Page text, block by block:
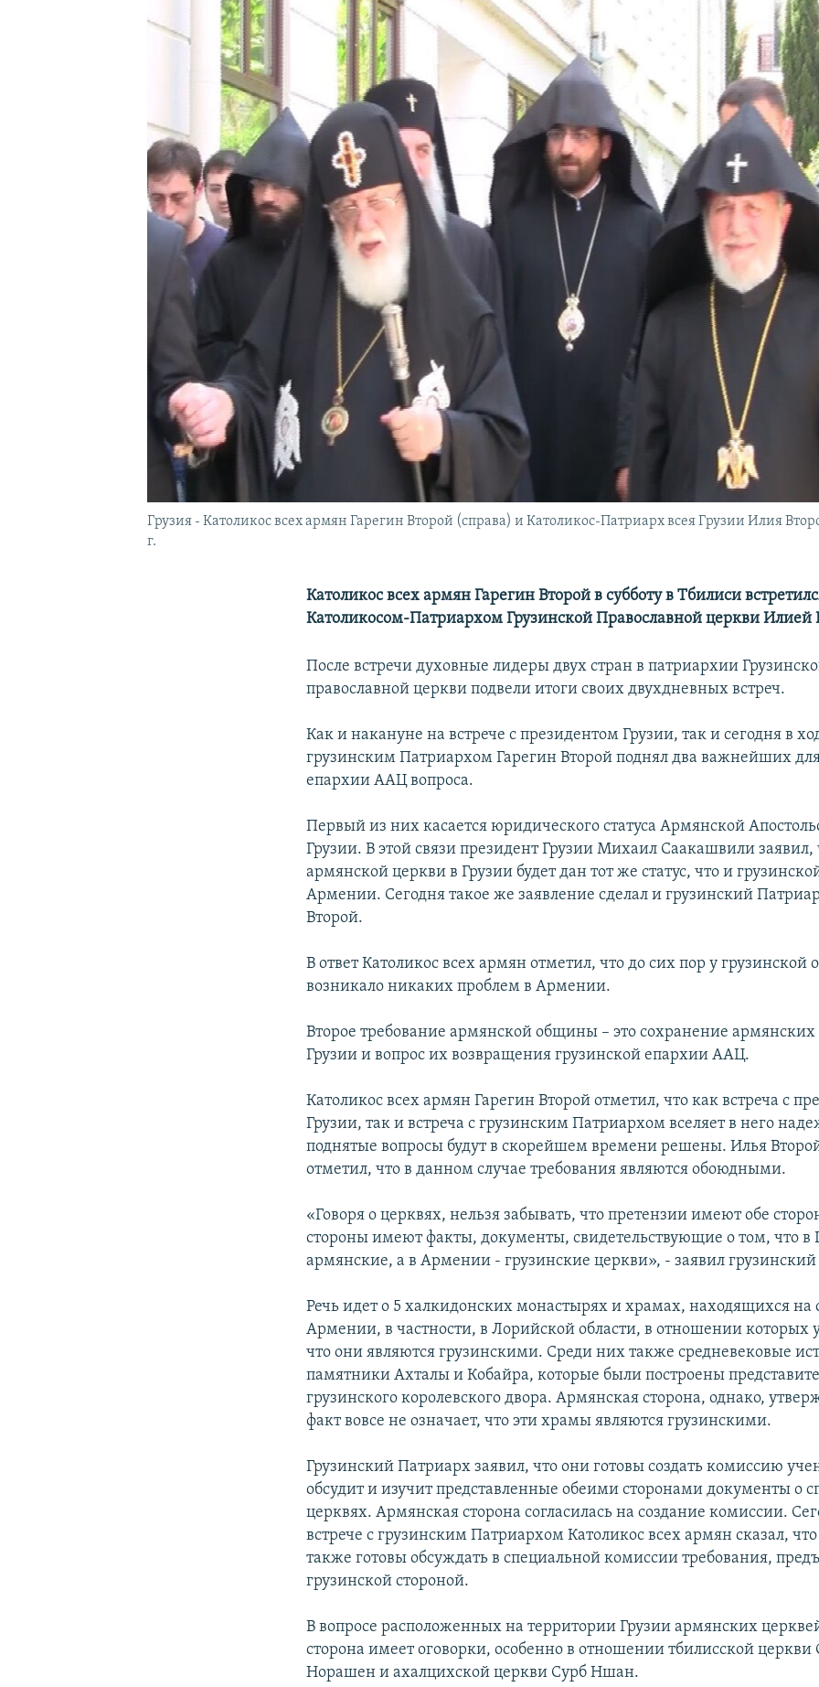
Грузия - Католикос всех армян Гарегин Второй (справа) и Католикос-Патриарх всея Грузии Илия
г.
Католикос всех армян Гарегин Второй в субботу в Тбилиси
Католикосом-Патриархом Грузинской Православной церкви Илией
После встречи духовные лидеры двух стран в патриархии
православной церкви подвели итоги своих двухдневных встреч.
Как и накануне на встрече с президентом Грузии, так и сегодня в
грузинским Патриархом Гарегин Второй поднял два важнейших
епархии ААЦ вопроса.
Первый из них касается юридического статуса Армянской
Грузии. В этой связи президент Грузии Михаил Саакашвили заявил,
армянской церкви в Грузии будет дан тот же статус, что и
Армении. Сегодня такое же заявление сделал и грузинский
Второй.
В ответ Католикос всех армян отметил, что до сих пор у
возникало никаких проблем в Армении.
Второе требование армянской общины – это сохранение армянских
Грузии и вопрос их возвращения грузинской епархии ААЦ.
Католикос всех армян Гарегин Второй отметил, что как встреча с
Грузии, так и встреча с грузинским Патриархом вселяет в него
поднятые вопросы будут в скорейшем времени решены. Илья
отметил, что в данном случае требования являются обоюдными.
«Говоря о церквях, нельзя забывать, что претензии имеют обе
стороны имеют факты, документы, свидетельствующие о том, что в
армянские, а в Армении - грузинские церкви», - заявил
Речь идет о 5 халкидонских монастырях и храмах, находящихся на
Армении, в частности, в Лорийской области, в отношении которых
что они являются грузинскими. Среди них также средневековые
памятники Ахталы и Кобайра, которые были построены
грузинского королевского двора. Армянская сторона, однако,
факт вовсе не означает, что эти храмы являются грузинскими.
Грузинский Патриарх заявил, что они готовы создать комиссию
обсудит и изучит представленные обеими сторонами документы о
церквях. Армянская сторона согласилась на создание комиссии.
встрече с грузинским Патриархом Католикос всех армян сказал,
также готовы обсуждать в специальной комиссии требования,
грузинской стороной.
В вопросе расположенных на территории Грузии армянских
сторона имеет оговорки, особенно в отношении тбилисской церкви
Норашен и ахалцихской церкви Сурб Ншан.